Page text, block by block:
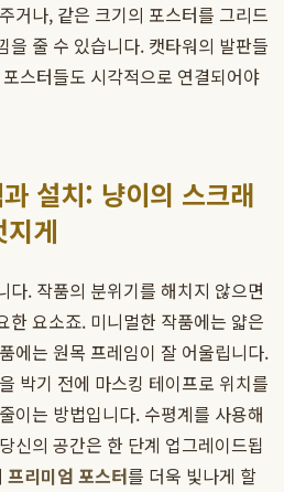
거나, 같은 크기의 포스터를 그리드
을 줄 수 있습니다. 캣타워의 발판들
스터들도 시각적으로 연결되어야
설치: 냥이의 스크래
게
다. 작품의 분위기를 해치지 않으면
한 요소죠. 미니멀한 작품에는 얇은
에는 원목 프레임이 잘 어울립니다.
박기 전에 마스킹 테이프로 위치를
이는 방법입니다. 수평계를 사용해
신의 공간은 한 단계 업그레이드됩
프리미엄 포스터를 더욱 빛나게 할